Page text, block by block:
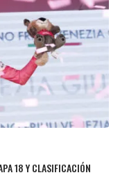
18 Y CLASIFICACIÓN